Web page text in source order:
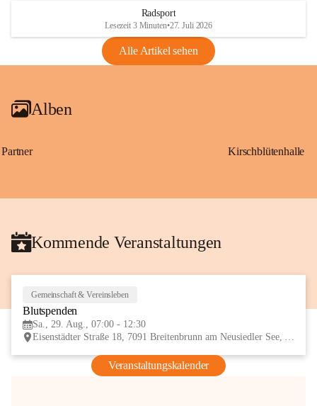
VBl. EU Nr. 18_2026
Radsport
Lesezeit 3 Minuten•27. Juli 2026
Alle Artikel sehen
Alben
Partner Kirschblütenhalle
Kommende Veranstaltungen
Gemeinschaft & Vereinsleben
Blutspenden
Sa., 29. Aug., 07:00 - 12:30
Eisenstädter Straße 18, 7091 Breitenbrunn am Neusiedler See, AUT
Veranstaltungskalender